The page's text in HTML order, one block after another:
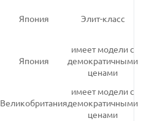
Япония Элит-класс
Япония
имеет модели с
демократичными
ценами
Великобритания
имеет модели с
демократичными
ценами